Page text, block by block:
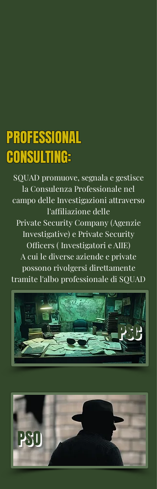
PROFESSIONAL
CONSULTING:
​SQUAD promuove, segnala e gestisce
la Consulenza Professionale nel
campo delle Investigazioni attraverso
l'affiliazione delle
Private Security Company (Agenzie
Investigative) e Private Security
Officers ( Investigatori e AIIE)
A cui le diverse aziende e private
possono rivolgersi direttamente
tramite l'albo professionale di SQUAD
PSC
PSO